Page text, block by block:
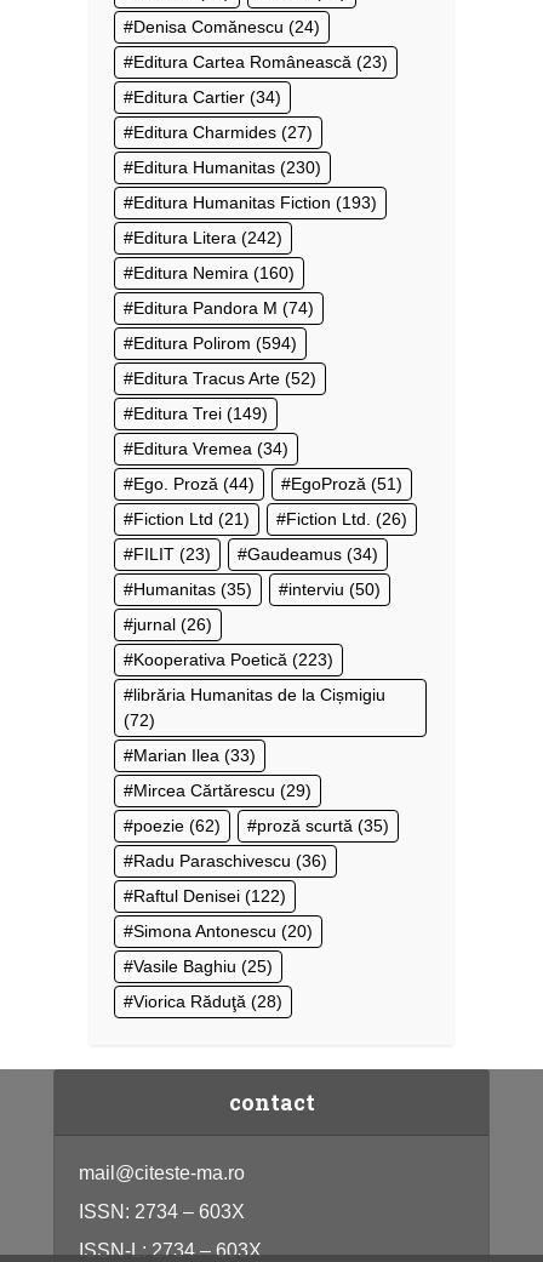
Denisa Comănescu (24)
Editura Cartea Românească (23)
Editura Cartier (34)
Editura Charmides (27)
Editura Humanitas (230)
Editura Humanitas Fiction (193)
Editura Litera (242)
Editura Nemira (160)
Editura Pandora M (74)
Editura Polirom (594)
Editura Tracus Arte (52)
Editura Trei (149)
Editura Vremea (34)
Ego. Proză (44) EgoProză (51)
Fiction Ltd (21) Fiction Ltd. (26)
FILIT (23) Gaudeamus (34)
Humanitas (35) interviu (50)
jurnal (26)
Kooperativa Poetică (223)
librăria Humanitas de la Cișmigiu
(72)
Marian Ilea (33)
Mircea Cărtărescu (29)
poezie (62) proză scurtă (35)
Radu Paraschivescu (36)
Raftul Denisei (122)
Simona Antonescu (20)
Vasile Baghiu (25)
Viorica Răduţă (28)
contact
mail@citeste-ma.ro
ISSN: 2734 – 603X
ISSN-L: 2734 – 603X